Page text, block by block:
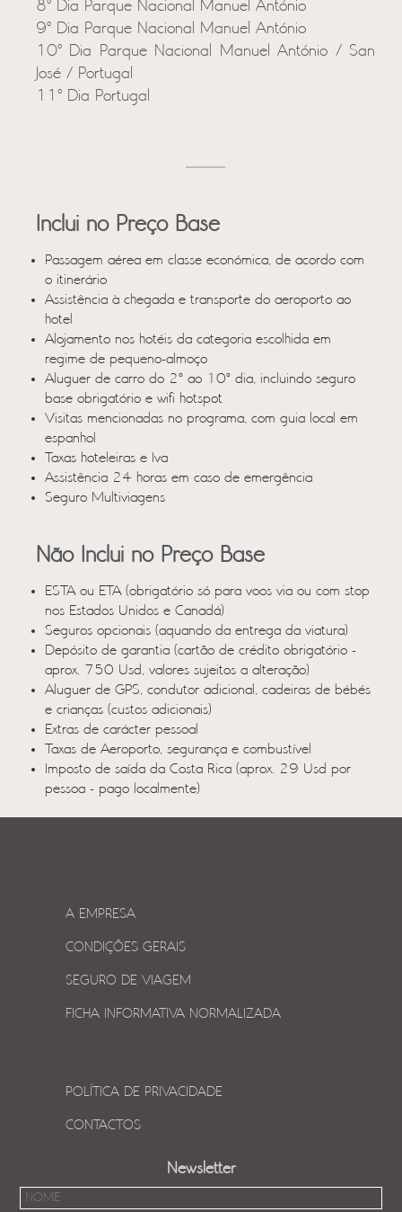
8º Dia Parque Nacional Manuel António
9º Dia Parque Nacional Manuel António
10º Dia Parque Nacional Manuel António / San
José / Portugal
11º Dia Portugal
Inclui no Preço Base
Passagem aérea em classe económica, de acordo com
o itinerário
Assistência à chegada e transporte do aeroporto ao
hotel
Alojamento nos hotéis da categoria escolhida em
regime de pequeno-almoço
Aluguer de carro do 2º ao 10º dia, incluindo seguro
base obrigatório e wifi hotspot
Visitas mencionadas no programa, com guia local em
espanhol
Taxas hoteleiras e Iva
Assistência 24 horas em caso de emergência
Seguro Multiviagens
Não Inclui no Preço Base
ESTA ou ETA (obrigatório só para voos via ou com stop
nos Estados Unidos e Canadá)
Seguros opcionais (aquando da entrega da viatura)
Depósito de garantia (cartão de crédito obrigatório -
aprox. 750 Usd, valores sujeitos a alteração)
Aluguer de GPS, condutor adicional, cadeiras de bébés
e crianças (custos adicionais)
Extras de carácter pessoal
Taxas de Aeroporto, segurança e combustível
Imposto de saída da Costa Rica (aprox. 29 Usd por
pessoa - pago localmente)
A EMPRESA
CONDIÇÕES GERAIS
SEGURO DE VIAGEM
FICHA INFORMATIVA NORMALIZADA
POLÍTICA DE PRIVACIDADE
CONTACTOS
Newsletter